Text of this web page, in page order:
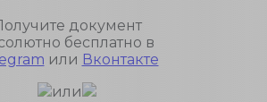
документ
бесплатно в
или Вконтакте
или